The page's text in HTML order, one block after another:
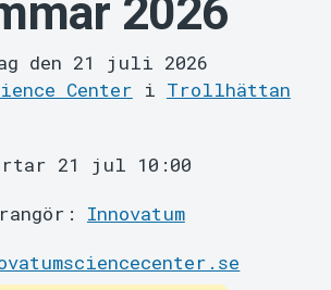
2026
den 21 juli 2026
Center i Trollhättan
21 jul 10:00
Innovatum